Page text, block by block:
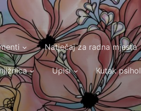
Natječaj za radna mjesta
Upisi Kutak